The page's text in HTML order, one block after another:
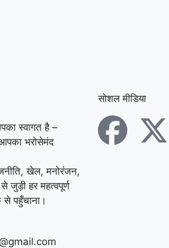
स्वागत है –
भरोसेमंद
खेल, मनोरंजन,
जुड़ी हर महत्वपूर्ण
पहुँचाना।
सोशल मीडिया